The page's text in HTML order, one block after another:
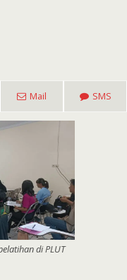
Mail SMS
di PLUT